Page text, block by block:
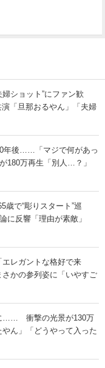
ショット”にファン歓
「旦那おるやん」「夫婦
年後……「マジで何があっ
180万再生「別人…？」
歳で“彫りスタート”巡
反響「理由が素敵」
レガントな格好で来
かの参列姿に「いやすご
…… 衝撃の光景が130万
ん」「どうやって入った